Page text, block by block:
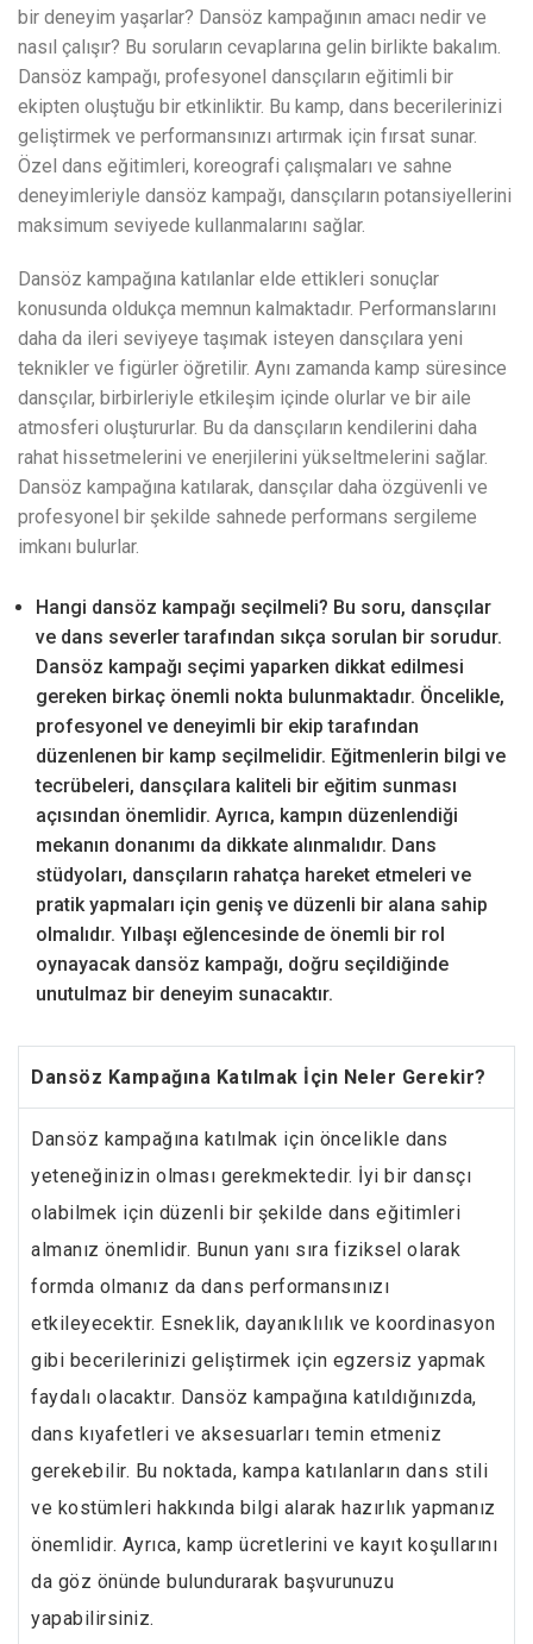
bir deneyim yaşarlar? Dansöz kampağının amacı nedir ve
nasıl çalışır? Bu soruların cevaplarına gelin birlikte bakalım.
Dansöz kampağı, profesyonel dansçıların eğitimli bir
ekipten oluştuğu bir etkinliktir. Bu kamp, dans becerilerinizi
geliştirmek ve performansınızı artırmak için fırsat sunar.
Özel dans eğitimleri, koreografi çalışmaları ve sahne
deneyimleriyle dansöz kampağı, dansçıların potansiyellerini
maksimum seviyede kullanmalarını sağlar.
Dansöz kampağına katılanlar elde ettikleri sonuçlar
konusunda oldukça memnun kalmaktadır. Performanslarını
daha da ileri seviyeye taşımak isteyen dansçılara yeni
teknikler ve figürler öğretilir. Aynı zamanda kamp süresince
dansçılar, birbirleriyle etkileşim içinde olurlar ve bir aile
atmosferi oluştururlar. Bu da dansçıların kendilerini daha
rahat hissetmelerini ve enerjilerini yükseltmelerini sağlar.
Dansöz kampağına katılarak, dansçılar daha özgüvenli ve
profesyonel bir şekilde sahnede performans sergileme
imkanı bulurlar.
Hangi dansöz kampağı seçilmeli? Bu soru, dansçılar
ve dans severler tarafından sıkça sorulan bir sorudur.
Dansöz kampağı seçimi yaparken dikkat edilmesi
gereken birkaç önemli nokta bulunmaktadır. Öncelikle,
profesyonel ve deneyimli bir ekip tarafından
düzenlenen bir kamp seçilmelidir. Eğitmenlerin bilgi ve
tecrübeleri, dansçılara kaliteli bir eğitim sunması
açısından önemlidir. Ayrıca, kampın düzenlendiği
mekanın donanımı da dikkate alınmalıdır. Dans
stüdyoları, dansçıların rahatça hareket etmeleri ve
pratik yapmaları için geniş ve düzenli bir alana sahip
olmalıdır. Yılbaşı eğlencesinde de önemli bir rol
oynayacak dansöz kampağı, doğru seçildiğinde
unutulmaz bir deneyim sunacaktır.
Dansöz Kampağına Katılmak İçin Neler Gerekir?
Dansöz kampağına katılmak için öncelikle dans
yeteneğinizin olması gerekmektedir. İyi bir dansçı
olabilmek için düzenli bir şekilde dans eğitimleri
almanız önemlidir. Bunun yanı sıra fiziksel olarak
formda olmanız da dans performansınızı
etkileyecektir. Esneklik, dayanıklılık ve koordinasyon
gibi becerilerinizi geliştirmek için egzersiz yapmak
faydalı olacaktır. Dansöz kampağına katıldığınızda,
dans kıyafetleri ve aksesuarları temin etmeniz
gerekebilir. Bu noktada, kampa katılanların dans stili
ve kostümleri hakkında bilgi alarak hazırlık yapmanız
önemlidir. Ayrıca, kamp ücretlerini ve kayıt koşullarını
da göz önünde bulundurarak başvurunuzu
yapabilirsiniz.